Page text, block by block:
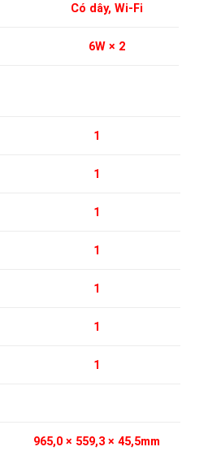
Có dây, Wi-Fi
6W × 2
1
1
1
1
1
1
1
965,0 × 559,3 × 45,5mm